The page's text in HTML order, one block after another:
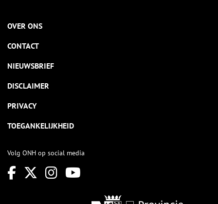
OVER ONS
CONTACT
NIEUWSBRIEF
DISCLAIMER
PRIVACY
TOEGANKELIJKHEID
Volg ONH op social media